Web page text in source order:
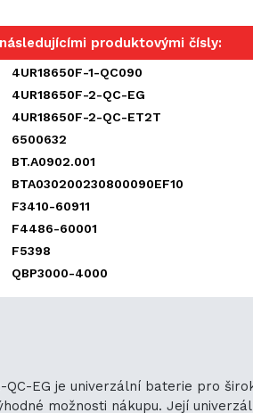
produktovými čísly:
4UR18650F-1-QC090
4UR18650F-2-QC-EG
4UR18650F-2-QC-ET2T
6500632
BT.A0902.001
BTA030200230800090EF10
F3410-60911
F4486-60001
F5398
QBP3000-4000
QC-EG je univerzální baterie pro
možnosti nákupu. Její